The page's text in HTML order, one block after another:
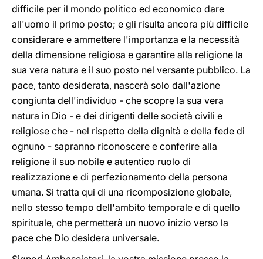
difficile per il mondo politico ed economico dare
all'uomo il primo posto; e gli risulta ancora più difficile
considerare e ammettere l'importanza e la necessità
della dimensione religiosa e garantire alla religione la
sua vera natura e il suo posto nel versante pubblico. La
pace, tanto desiderata, nascerà solo dall'azione
congiunta dell'individuo - che scopre la sua vera
natura in Dio - e dei dirigenti delle società civili e
religiose che - nel rispetto della dignità e della fede di
ognuno - sapranno riconoscere e conferire alla
religione il suo nobile e autentico ruolo di
realizzazione e di perfezionamento della persona
umana. Si tratta qui di una ricomposizione globale,
nello stesso tempo dell'ambito temporale e di quello
spirituale, che permetterà un nuovo inizio verso la
pace che Dio desidera universale.